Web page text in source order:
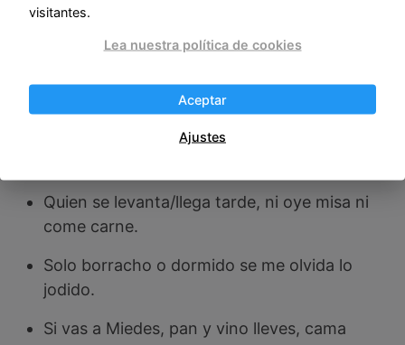
Quien duerme, no coge liebre.
Quien despierta al can (ya) dormido, vende
Quien se levanta/llega tarde, ni oye misa ni
come carne.
Solo borracho o dormido se me olvida lo
jodido.
Si vas a Miedes, pan y vino lleves, cama
visitantes.
Lea nuestra política de cookies
Aceptar
Ajustes